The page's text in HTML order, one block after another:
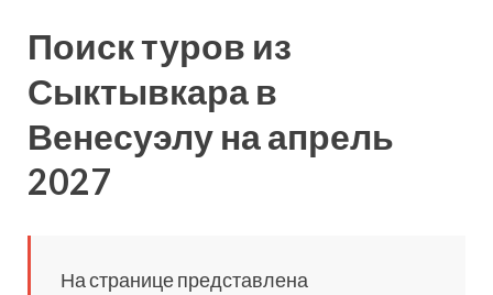
Поиск туров из
Сыктывкара в
Венесуэлу на апрель
2027
На странице представлена